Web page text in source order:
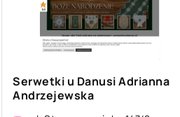
Serwetki u Danusi Adrianna
Andrzejewska